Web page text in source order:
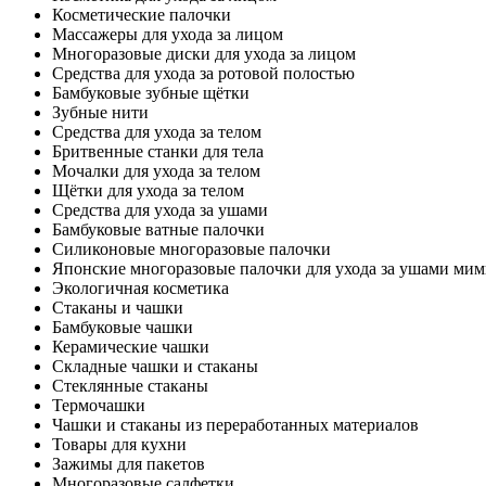
Косметические палочки
Массажеры для ухода за лицом
Многоразовые диски для ухода за лицом
Средства для ухода за ротовой полостью
Бамбуковые зубные щётки
Зубные нити
Средства для ухода за телом
Бритвенные станки для тела
Мочалки для ухода за телом
Щётки для ухода за телом
Средства для ухода за ушами
Бамбуковые ватные палочки
Силиконовые многоразовые палочки
Японские многоразовые палочки для ухода за ушами
Экологичная косметика
Стаканы и чашки
Бамбуковые чашки
Керамические чашки
Складные чашки и стаканы
Стеклянные стаканы
Термочашки
Чашки и стаканы из переработанных материалов
Товары для кухни
Зажимы для пакетов